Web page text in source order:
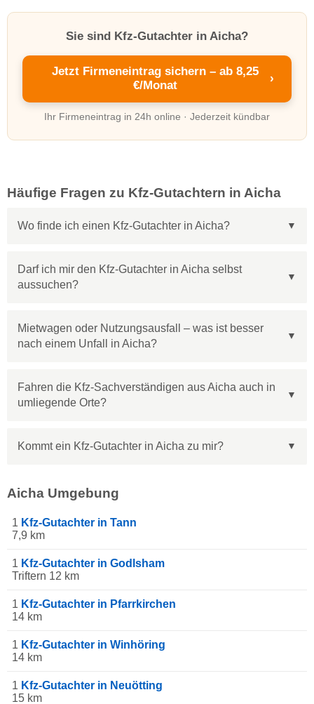
Sie sind Kfz-Gutachter in Aicha?
Jetzt Firmeneintrag sichern – ab 8,25
€/Monat
›
Ihr Firmeneintrag in 24h online · Jederzeit kündbar
Häufige Fragen zu Kfz-Gutachtern in Aicha
Wo finde ich einen Kfz-Gutachter in Aicha?
Darf ich mir den Kfz-Gutachter in Aicha selbst
aussuchen?
Mietwagen oder Nutzungsausfall – was ist besser
nach einem Unfall in Aicha?
Fahren die Kfz-Sachverständigen aus Aicha auch in
umliegende Orte?
Kommt ein Kfz-Gutachter in Aicha zu mir?
Aicha Umgebung
1 Kfz-Gutachter in Tann
7,9 km
1 Kfz-Gutachter in Godlsham
Triftern 12 km
1 Kfz-Gutachter in Pfarrkirchen
14 km
1 Kfz-Gutachter in Winhöring
14 km
1 Kfz-Gutachter in Neuötting
15 km